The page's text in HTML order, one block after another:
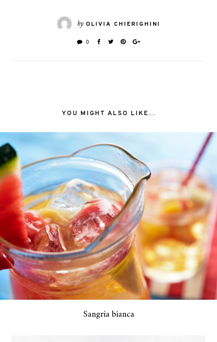
by OLIVIA CHIERIGHINI
0
YOU MIGHT ALSO LIKE...
Sangria bianca